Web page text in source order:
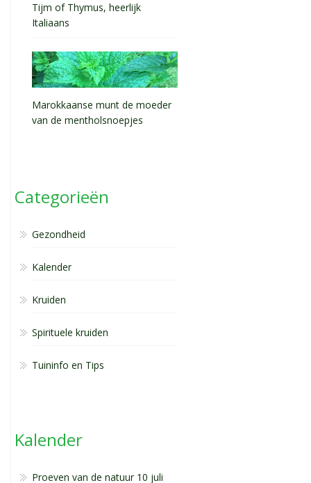
Tijm of Thymus, heerlijk
Italiaans
Marokkaanse munt de moeder
van de mentholsnoepjes
Categorieën
Gezondheid
Kalender
Kruiden
Spirituele kruiden
Tuininfo en Tips
Kalender
Proeven van de natuur 10 juli